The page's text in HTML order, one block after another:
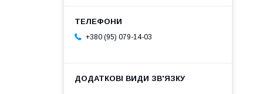
+380 (95) 079-14-03